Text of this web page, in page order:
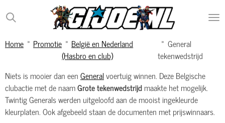
Ga
direct
de
Home » Promotie » België en Nederland
(Hasbro en club)
» General
tekenwedstrijd
Niets is mooier dan eenGeneralvoertuig winnen. Deze Belgische
clubactie met de naamGrote tekenwedstrijdmaakte het mogelijk.
Twintig Generals werden uitgeloofd aan de mooist ingekleurde
kleurplaten. Ook afgebeeld staan de documenten met prijswinnaars.